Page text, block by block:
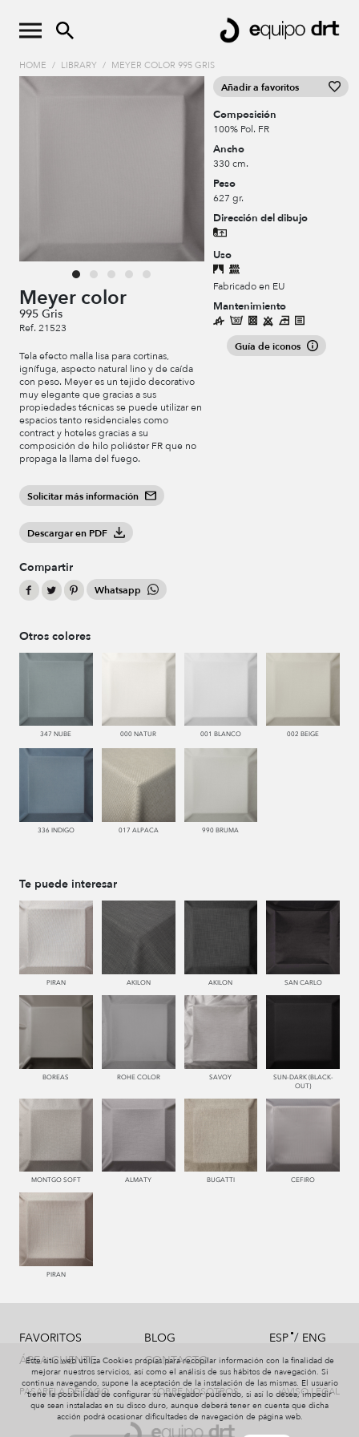
HOME / LIBRARY / MEYER COLOR 995 GRIS
Meyer color
995 Gris
Ref. 21523
Tela efecto malla lisa para cortinas,
ignífuga, aspecto natural lino y de caída
con peso. Meyer es un tejido decorativo
muy elegante que gracias a sus
propiedades técnicas se puede utilizar en
espacios tanto residenciales como
contract y hoteles gracias a su
composición de hilo poliéster FR que no
propaga la llama del fuego.
Solicitar más información
Descargar en PDF
Compartir
Whatsapp
Añadir a favoritos
Composición
100% Pol. FR
Ancho
330 cm.
Peso
627 gr.
Dirección del dibujo
Uso
Fabricado en EU
Mantenimiento
Guía de iconos
Otros colores
347 NUBE 000 NATUR 001 BLANCO 002 BEIGE
336 INDIGO 017 ALPACA 990 BRUMA
Te puede interesar
PIRAN AKILON AKILON SAN CARLO
BOREAS ROHE COLOR SAVOY
SUN-DARK (BLACK-
OUT)
MONTGO SOFT ALMATY BUGATTI CEFIRO
PIRAN
FAVORITOS
ÁREA CLIENTE
BLOG
CONTACTO
ESP/ ENG
PASARELA DE PAGO SOBRE NOSOTROS AVISO LEGAL
Este sitio web utiliza Cookies propias para recopilar información con la finalidad de
mejorar nuestros servicios, así como el análisis de sus hábitos de navegación. Si
continua navegando, supone la aceptación de la instalación de las mismas. El usuario
tiene la posibilidad de configurar su navegador pudiendo, si así lo desea, impedir
que sean instaladas en su disco duro, aunque deberá tener en cuenta que dicha
acción podrá ocasionar dificultades de navegación de página web.